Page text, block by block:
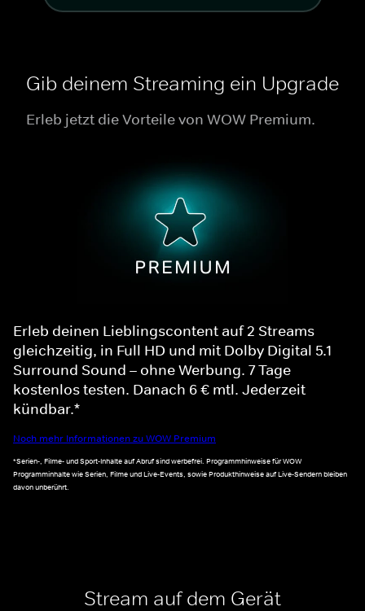
Gib deinem Streaming ein Upgrade
Erleb jetzt die Vorteile von WOW Premium.
Erleb deinen Lieblingscontent auf 2 Streams
gleichzeitig, in Full HD und mit Dolby Digital 5.1
Surround Sound – ohne Werbung. 7 Tage
kostenlos testen. Danach 6 € mtl. Jederzeit
kündbar.*
Noch mehr Informationen zu WOW Premium
*Serien-, Filme- und Sport-Inhalte auf Abruf sind werbefrei. Programmhinweise für WOW
Programminhalte wie Serien, Filme und Live-Events, sowie Produkthinweise auf Live-Sendern bleiben
davon unberührt.
Stream auf dem Gerät